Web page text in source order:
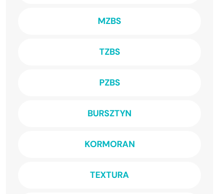
MZBS
TZBS
PZBS
BURSZTYN
KORMORAN
TEXTURA